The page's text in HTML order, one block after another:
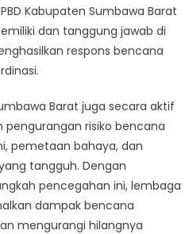
Kabupaten Sumbawa Barat
dan tanggung jawab di
respons bencana
Barat juga secara aktif
risiko bencana
pemetaan bahaya, dan
tangguh. Dengan
pencegahan ini, lembaga
dampak bencana
mengurangi hilangnya